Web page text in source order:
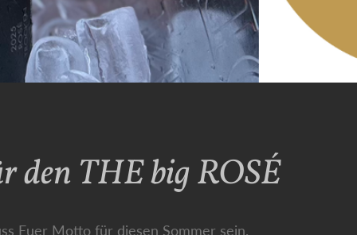
den THE big ROSÉ
Euer Motto für diesen Sommer sein.